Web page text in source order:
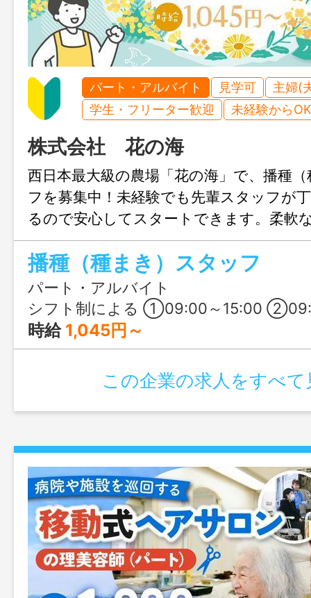
パート・アルバイト 見学可
主婦(
学生・フリーター歓迎
未経験からOK
株式会社 花の海
西日本最大級の農場「花の海」で、播種
フを募集中！未経験でも先輩スタッフが
るので安心してスタートできます。柔軟
イフスタイルに合わせて働けるのも魅力
中で、適度に体を動かしながら働きませ
播種（種まき）スタッフ
パート・アルバイト
シフト制による ①09:00～15:00 ②09:00～
時給 1,045円～
この企業の求人をすべて